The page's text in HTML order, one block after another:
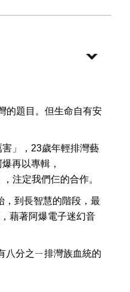
的題目。但生命自有安
」， 23歲年輕排灣藝
再以專輯，
注定我們仨的合作。
，到長智慧的階段，最
藉著阿爆電子迷幻音
八分之ㄧ排灣族血統的